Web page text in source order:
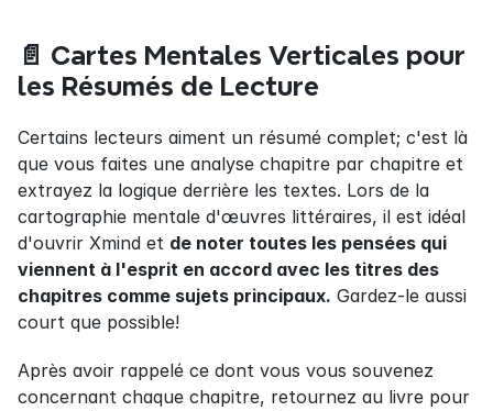
📄 Cartes Mentales Verticales pour
les Résumés de Lecture
Certains lecteurs aiment un résumé complet; c'est là
que vous faites une analyse chapitre par chapitre et
extrayez la logique derrière les textes. Lors de la
cartographie mentale d'œuvres littéraires, il est idéal
d'ouvrir Xmind et de noter toutes les pensées qui
viennent à l'esprit en accord avec les titres des
chapitres comme sujets principaux. Gardez-le aussi
court que possible!
Après avoir rappelé ce dont vous vous souvenez
concernant chaque chapitre, retournez au livre pour